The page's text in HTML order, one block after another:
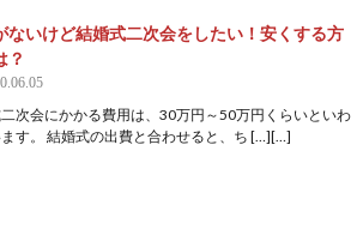
ないけど結婚式二次会をしたい！安くする方
？
次会にかかる費用は、30万円～50万円くらいといわ
す。 結婚式の出費と合わせると、ち […][…]